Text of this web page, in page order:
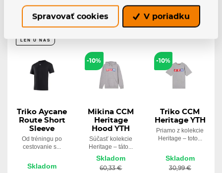
LEN U NÁS
Triko Aycane
Route Short
Sleeve
Od tréningu po
cestovanie s...
Skladom
-10%
Mikina CCM
Heritage
Hood YTH
Súčasť kolekcie
Heritage – táto...
Skladom
60,33 €
-10%
Triko CCM
Heritage YTH
Priamo z kolekcie
Heritage – toto...
Skladom
30,99 €
Spravovať cookies V poriadku